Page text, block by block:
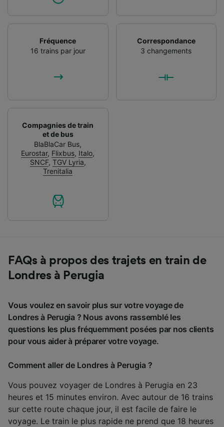
Fréquence
16 trains par jour
Correspondance
3 changements
Compagnies de train
et de bus
BlaBlaCar Bus,
Eurostar, Flixbus, Italo,
SNCF, TGV Lyria,
Trenitalia
FAQs à propos des trajets en train de
Londres à Perugia
Vous voulez en savoir plus sur votre voyage de
Londres à Perugia ? Nous avons rassemblé les
questions les plus fréquemment posées par nos clients
pour vous aider à préparer votre voyage.
Comment aller de Londres à Perugia ?
Vous pouvez voyager de Londres à Perugia en 23
heures et 15 minutes environ. Avec autour de 16 trains
sur cette route chaque jour, il est facile de faire le
voyage. Le train le plus rapide ne prend que 18 heures